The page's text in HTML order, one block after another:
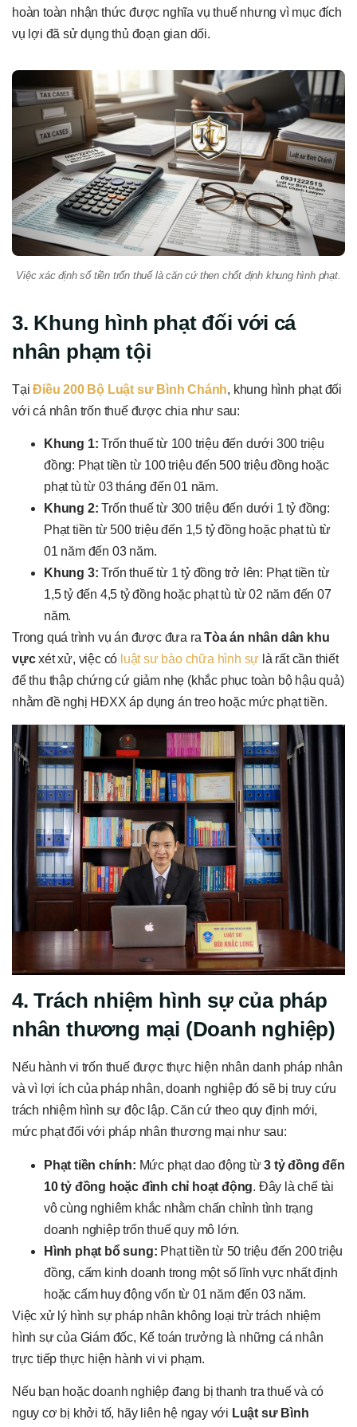
hoàn toàn nhận thức được nghĩa vụ thuế nhưng vì mục đích
vụ lợi đã sử dụng thủ đoạn gian dối.
Việc xác định số tiền trốn thuế là căn cứ then chốt định khung hình phạt.
3. Khung hình phạt đối với cá
nhân phạm tội
TạiĐiều 200 Bộ Luật sư Bình Chánh, khung hình phạt đối
với cá nhân trốn thuế được chia như sau:
Khung 1: Trốn thuế từ 100 triệu đến dưới 300 triệu
đồng: Phạt tiền từ 100 triệu đến 500 triệu đồng hoặc
phạt tù từ 03 tháng đến 01 năm.
Khung 2: Trốn thuế từ 300 triệu đến dưới 1 tỷ đồng:
Phạt tiền từ 500 triệu đến 1,5 tỷ đồng hoặc phạt tù từ
01 năm đến 03 năm.
Khung 3: Trốn thuế từ 1 tỷ đồng trở lên: Phạt tiền từ
1,5 tỷ đến 4,5 tỷ đồng hoặc phạt tù từ 02 năm đến 07
năm.
Trong quá trình vụ án được đưa raTòa án nhân dân khu
vựcxét xử, việc có luật sư bào chữa hình sự là rất cần thiết
để thu thập chứng cứ giảm nhẹ (khắc phục toàn bộ hậu quả)
nhằm đề nghị HĐXX áp dụng án treo hoặc mức phạt tiền.
4. Trách nhiệm hình sự của pháp
nhân thương mại (Doanh nghiệp)
Nếu hành vi trốn thuế được thực hiện nhân danh pháp nhân
và vì lợi ích của pháp nhân, doanh nghiệp đó sẽ bị truy cứu
trách nhiệm hình sự độc lập. Căn cứ theo quy định mới,
mức phạt đối với pháp nhân thương mại như sau:
Phạt tiền chính: Mức phạt dao động từ3 tỷ đồng đến
10 tỷ đồng hoặc đình chỉ hoạt động. Đây là chế tài
vô cùng nghiêm khắc nhằm chấn chỉnh tình trạng
doanh nghiệp trốn thuế quy mô lớn.
Hình phạt bổ sung: Phạt tiền từ 50 triệu đến 200 triệu
đồng, cấm kinh doanh trong một số lĩnh vực nhất định
hoặc cấm huy động vốn từ 01 năm đến 03 năm.
Việc xử lý hình sự pháp nhân không loại trừ trách nhiệm
hình sự của Giám đốc, Kế toán trưởng là những cá nhân
trực tiếp thực hiện hành vi vi phạm.
Nếu bạn hoặc doanh nghiệp đang bị thanh tra thuế và có
nguy cơ bị khởi tố, hãy liên hệ ngay với Luật sư Bình